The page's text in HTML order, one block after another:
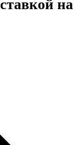
на